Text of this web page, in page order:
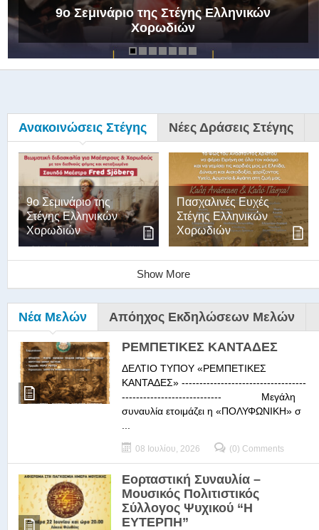
9ο Σεμινάριο της Στέγης Ελληνικών
Χορωδιών
Ανακοινώσεις Στέγης Νέες Δράσεις Στέγης
9ο Σεμινάριο της
Στέγης Ελληνικών
Χορωδιών
Πασχαλινές Ευχές
Στέγης Ελληνικών
Χορωδιών
Show More
Νέα Μελών Απόηχος Εκδηλώσεων Μελών
ΡΕΜΠΕΤΙΚΕΣ ΚΑΝΤΑΔΕΣ
ΔΕΛΤΙΟ ΤΥΠΟΥ «ΡΕΜΠΕΤΙΚΕΣ
ΚΑΝΤΑΔΕΣ» -----------------------------------
---------------------------- Μεγάλη
συναυλία ετοιμάζει η «ΠΟΛΥΦΩΝΙΚΗ» σ
08 Ιουλίου, 2026 (0) Comments
Εορταστική Συναυλία –
Μουσικός Πολιτιστικός
Σύλλογος Ψυχικού “Η
ΕΥΤΕΡΠΗ”